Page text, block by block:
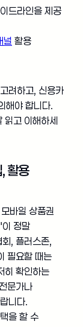
드라인을 제공
널 활용
려하고, 신용카
해야 합니다.
읽고 이해하세
활용
바일 상품권
정말
, 플러스존,
필요할 때는
히 확인하는
문가나
니다.
을 할 수